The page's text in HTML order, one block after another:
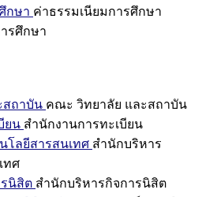
กษา ค่าธรรมเนียมการศึกษา
รศึกษา
สถาบัน คณะ วิทยาลัย และสถาบัน
ยน สำนักงานการทะเบียน
โลยีสารสนเทศ สำนักบริหาร
ทศ
นิสิต สำนักบริหารกิจการนิสิต